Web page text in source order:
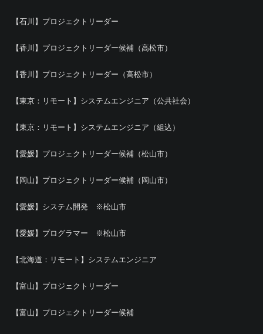
【石川】プロジェクトリーダー
【香川】プロジェクトリーダー候補（高松市）
【香川】プロジェクトリーダー（高松市）
【東京：リモート】システムエンジニア（公共社会）
【東京：リモート】システムエンジニア（組込）
【愛媛】プロジェクトリーダー候補（松山市）
【岡山】プロジェクトリーダー候補（岡山市）
【愛媛】システム開発 ※松山市
【愛媛】プログラマー ※松山市
【北海道：リモート】システムエンジニア
【富山】プロジェクトリーダー
【富山】プロジェクトリーダー候補